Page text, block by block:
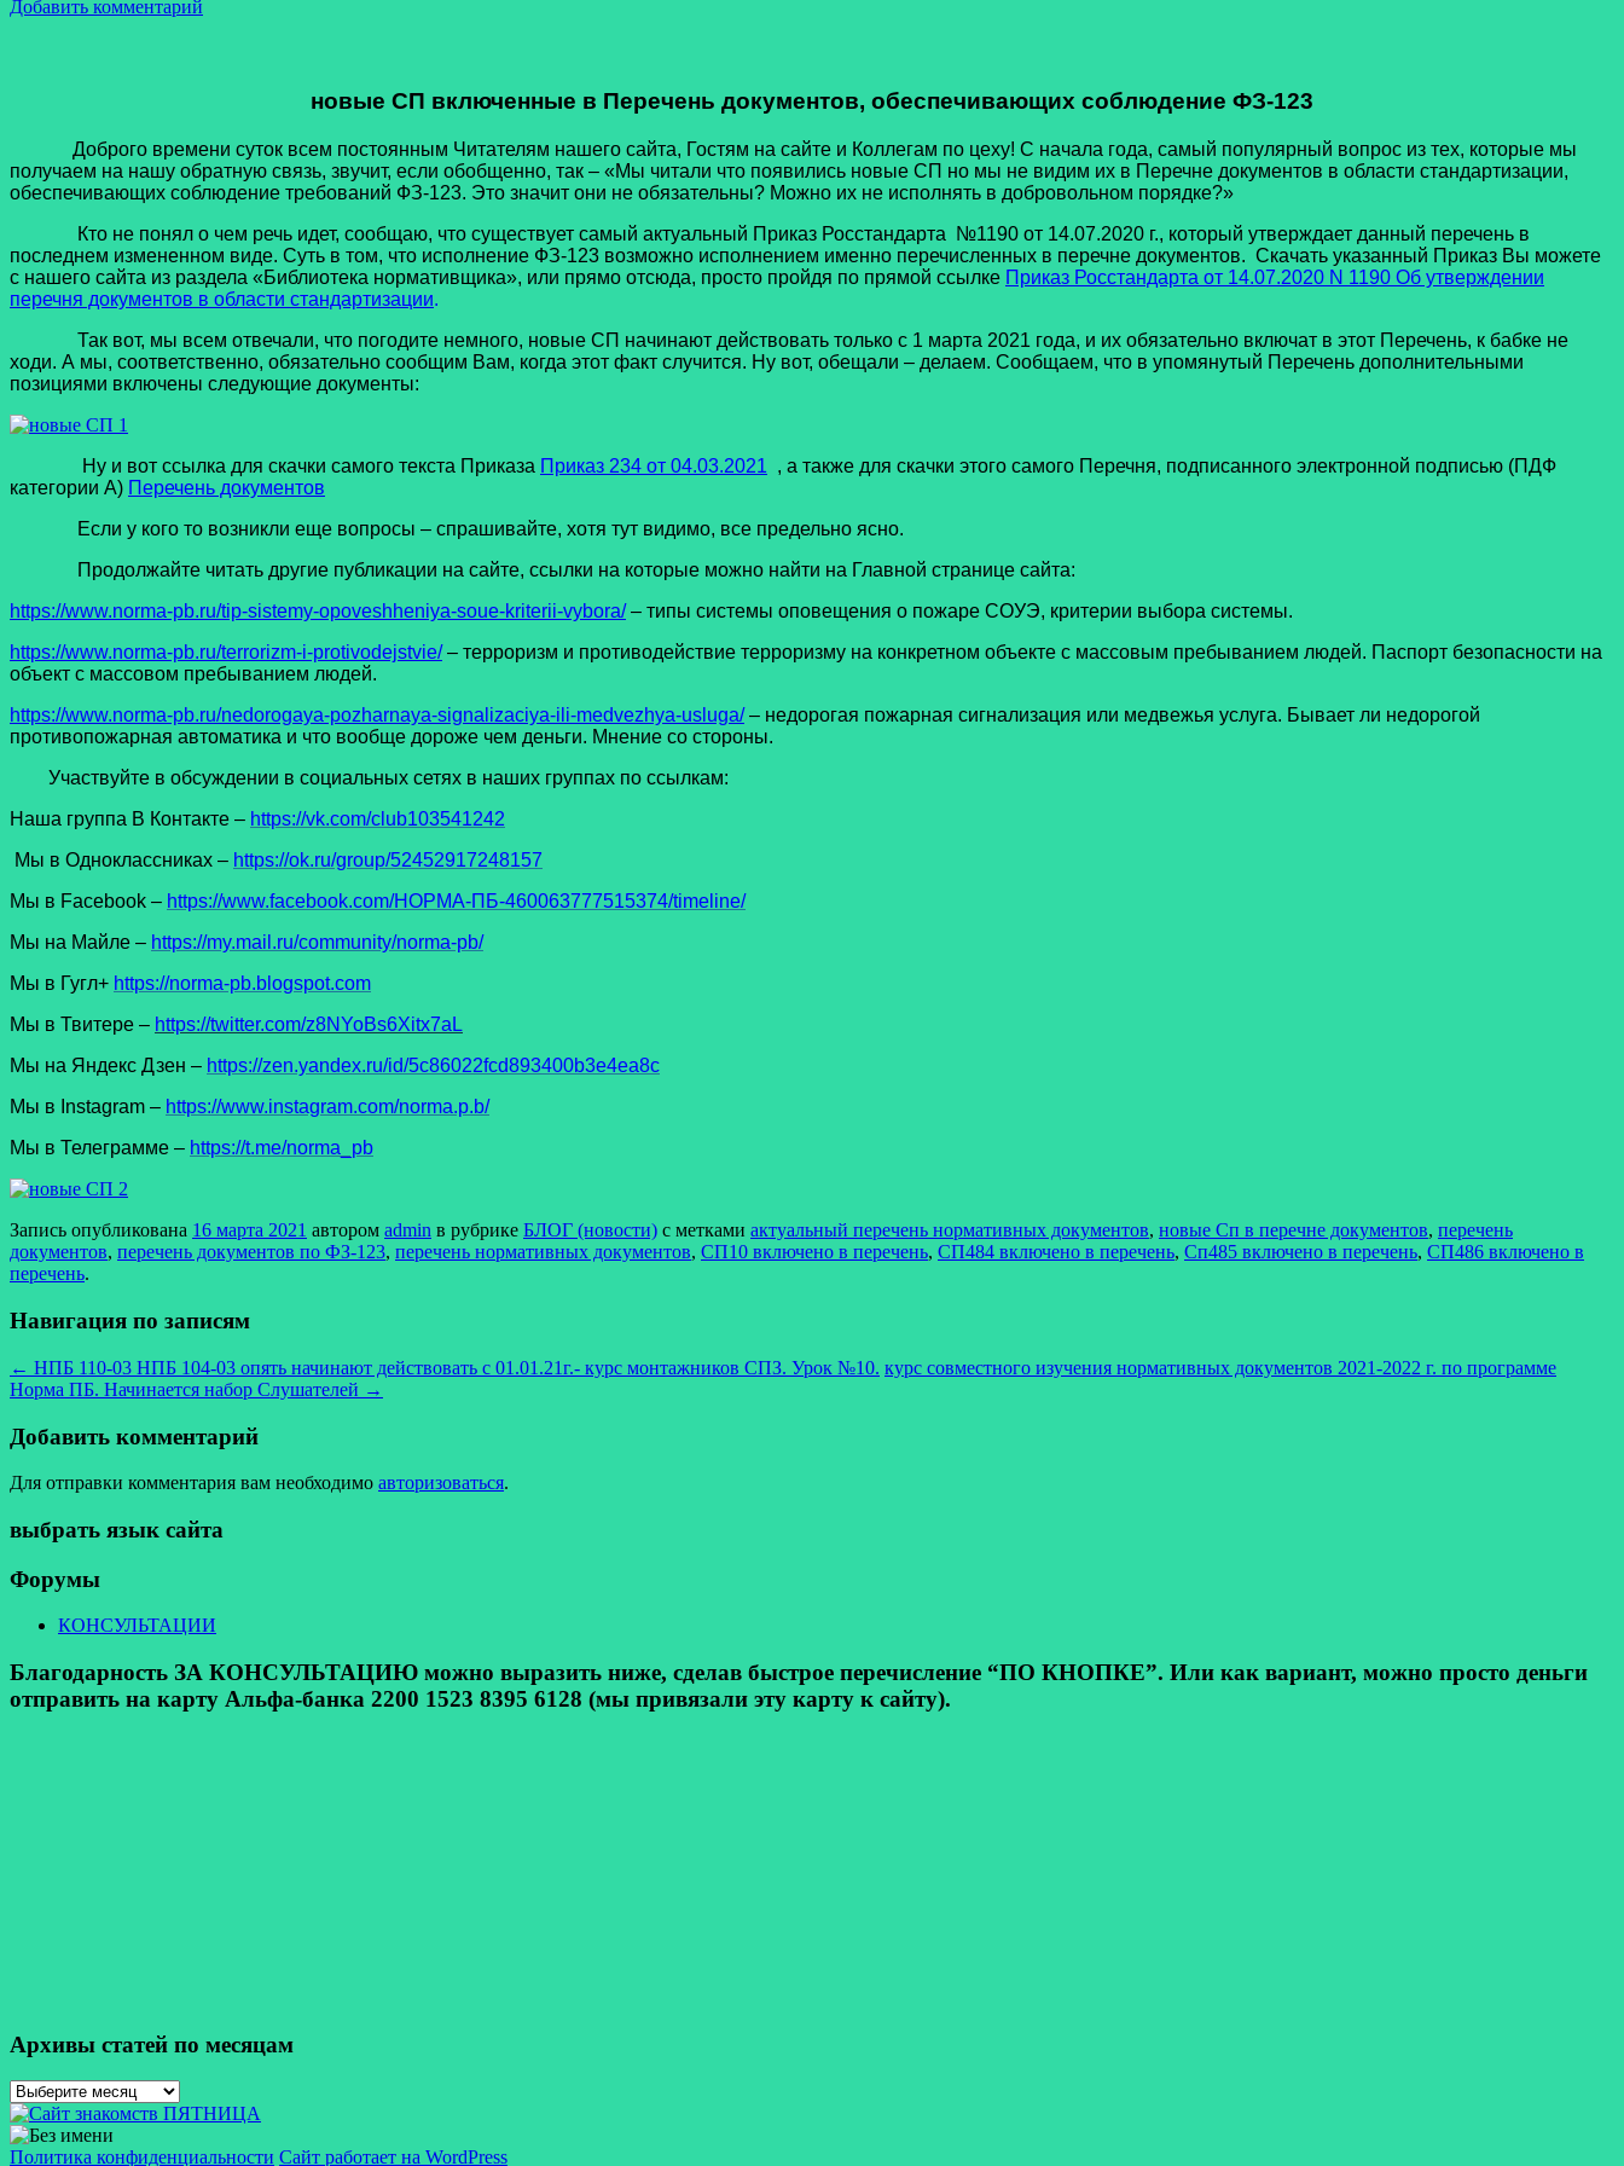
Добавить комментарий
новые СП включенные в Перечень документов, обеспечивающих соблюдение ФЗ-123
Доброго времени суток всем постоянным Читателям нашего сайта, Гостям на сайте и Коллегам по цеху! С начала года, самый популярный вопрос из тех, которые мы
получаем на нашу обратную связь, звучит, если обобщенно, так – «Мы читали что появились новые СП но мы не видим их в Перечне документов в области стандартизации,
обеспечивающих соблюдение требований ФЗ-123. Это значит они не обязательны? Можно их не исполнять в добровольном порядке?»
Кто не понял о чем речь идет, сообщаю, что существует самый актуальный Приказ Росстандарта №1190 от 14.07.2020 г., который утверждает данный перечень в
последнем измененном виде. Суть в том, что исполнение ФЗ-123 возможно исполнением именно перечисленных в перечне документов. Скачать указанный Приказ Вы можете
с нашего сайта из раздела «Библиотека нормативщика», или прямо отсюда, просто пройдя по прямой ссылке Приказ Росстандарта от 14.07.2020 N 1190 Об утверждении
перечня документов в области стандартизации.
Так вот, мы всем отвечали, что погодите немного, новые СП начинают действовать только с 1 марта 2021 года, и их обязательно включат в этот Перечень, к бабке не
ходи. А мы, соответственно, обязательно сообщим Вам, когда этот факт случится. Ну вот, обещали – делаем. Сообщаем, что в упомянутый Перечень дополнительными
позициями включены следующие документы:
Ну и вот ссылка для скачки самого текста Приказа Приказ 234 от 04.03.2021 , а также для скачки этого самого Перечня, подписанного электронной подписью (ПДФ
категории А) Перечень документов
Если у кого то возникли еще вопросы – спрашивайте, хотя тут видимо, все предельно ясно.
Продолжайте читать другие публикации на сайте, ссылки на которые можно найти на Главной странице сайта:
https://www.norma-pb.ru/tip-sistemy-opoveshheniya-soue-kriterii-vybora/– типы системы оповещения о пожаре СОУЭ, критерии выбора системы.
https://www.norma-pb.ru/terrorizm-i-protivodejstvie/– терроризм и противодействие терроризму на конкретном объекте с массовым пребыванием людей. Паспорт безопасности на
объект с массовом пребыванием людей.
https://www.norma-pb.ru/nedorogaya-pozharnaya-signalizaciya-ili-medvezhya-usluga/– недорогая пожарная сигнализация или медвежья услуга. Бывает ли недорогой
противопожарная автоматика и что вообще дороже чем деньги. Мнение со стороны.
Участвуйте в обсуждении в социальных сетях в наших группах по ссылкам:
Наша группа В Контакте – https://vk.com/club103541242
Мы в Одноклассниках – https://ok.ru/group/52452917248157
Мы в Facеbook – https://www.facebook.com/НОРМА-ПБ-460063777515374/timeline/
Мы на Майле – https://my.mail.ru/community/norma-pb/
Мы в Гугл+ https://norma-pb.blogspot.com
Мы в Твитере – https://twitter.com/z8NYoBs6Xitx7aL
Мы на Яндекс Дзен – https://zen.yandex.ru/id/5c86022fcd893400b3e4ea8c
Мы в Instagram – https://www.instagram.com/norma.p.b/
Мы в Телеграмме – https://t.me/norma_pb
Запись опубликована 16 марта 2021 автором admin в рубрике БЛОГ (новости) с метками актуальный перечень нормативных документов, новые Сп в перечне документов, перечень
документов, перечень документов по ФЗ-123, перечень нормативных документов, СП10 включено в перечень, СП484 включено в перечень, Сп485 включено в перечень, СП486 включено в
перечень.
Навигация по записям
← НПБ 110-03 НПБ 104-03 опять начинают действовать с 01.01.21г.- курс монтажников СПЗ. Урок №10. курс совместного изучения нормативных документов 2021-2022 г. по программе
Норма ПБ. Начинается набор Слушателей →
Добавить комментарий
Для отправки комментария вам необходимо авторизоваться.
выбрать язык сайта
Форумы
КОНСУЛЬТАЦИИ
Благодарность ЗА КОНСУЛЬТАЦИЮ можно выразить ниже, сделав быстрое перечисление “ПО КНОПКЕ”. Или как вариант, можно просто деньги
отправить на карту Альфа-банка 2200 1523 8395 6128 (мы привязали эту карту к сайту).
Архивы статей по месяцам
Архивы
статей
по
месяцам
Политика конфиденциальности Сайт работает на WordPress